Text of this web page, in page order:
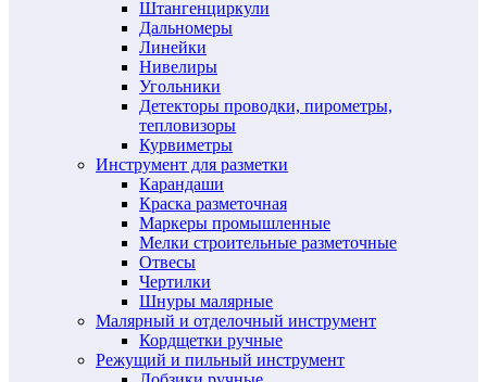
Штангенциркули
Дальномеры
Линейки
Нивелиры
Угольники
Детекторы проводки, пирометры,
тепловизоры
Курвиметры
Инструмент для разметки
Карандаши
Краска разметочная
Маркеры промышленные
Мелки строительные разметочные
Отвесы
Чертилки
Шнуры малярные
Малярный и отделочный инструмент
Кордщетки ручные
Режущий и пильный инструмент